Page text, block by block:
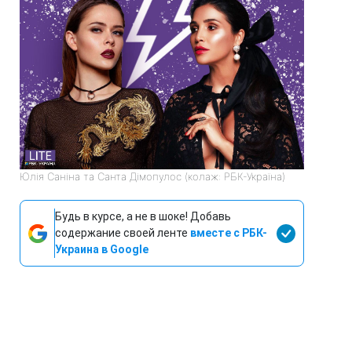
Юлія Саніна та Санта Дімопулос (колаж: РБК-Україна)
Будь в курсе, а не в шоке! Добавь
содержание своей ленте вместе с РБК-
Украина в Google